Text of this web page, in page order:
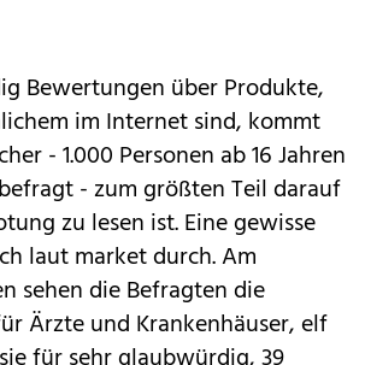
Bewertungen über Produkte,
im Internet sind, kommt
- 1.000 Personen ab 16 Jahren
- zum größten Teil darauf
zu lesen ist. Eine gewisse
laut market durch. Am
sehen die Befragten die
Ärzte und Krankenhäuser, elf